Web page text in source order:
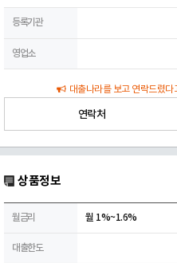
등록기관
영업소
대출나라를 보고 연락드렸
연락처
상품정보
월금리 월 1%~1.6%
대출한도